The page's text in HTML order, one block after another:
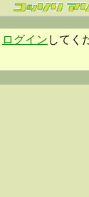
ログイン してく